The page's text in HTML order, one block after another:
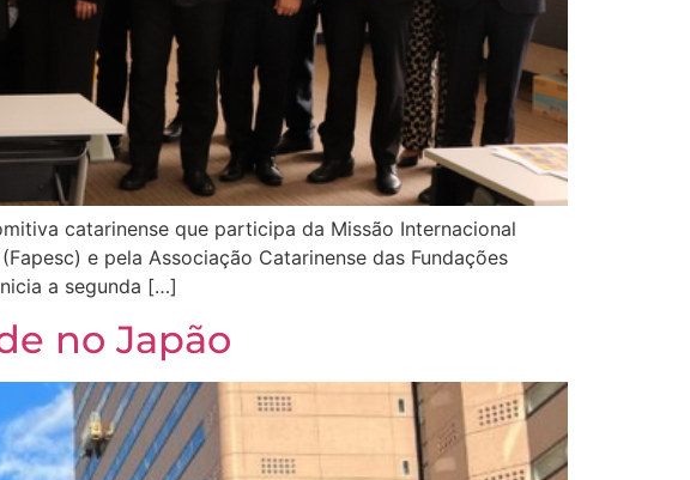
catarinense que participa da Missão Internacional
e pela Associação Catarinense das Fundações
a segunda […]
no Japão